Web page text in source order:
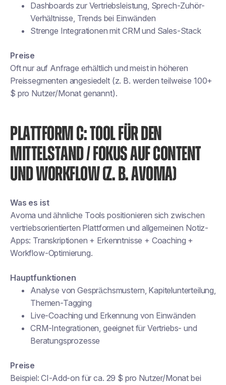
Dashboards zur Vertriebsleistung, Sprech-Zuhör-
Verhältnisse, Trends bei Einwänden
Strenge Integrationen mit CRM und Sales-Stack
Preise
Oft nur auf Anfrage erhältlich und meist in höheren
Preissegmenten angesiedelt (z. B. werden teilweise 100+
$ pro Nutzer/Monat genannt).
PLATTFORM C: TOOL FÜR DEN
MITTELSTAND / FOKUS AUF CONTENT
UND WORKFLOW (Z. B. AVOMA)
Was es ist
Avoma und ähnliche Tools positionieren sich zwischen
vertriebsorientierten Plattformen und allgemeinen Notiz-
Apps: Transkriptionen + Erkenntnisse + Coaching +
Workflow-Optimierung.
Hauptfunktionen
Analyse von Gesprächsmustern, Kapitelunterteilung,
Themen-Tagging
Live-Coaching und Erkennung von Einwänden
CRM-Integrationen, geeignet für Vertriebs- und
Beratungsprozesse
Preise
Beispiel: CI-Add-on für ca. 29 $ pro Nutzer/Monat bei